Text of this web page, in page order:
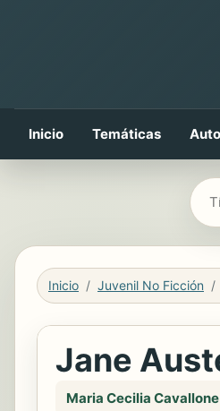
Inicio Temáticas
Inicio Juvenil No Ficción
Jane
Maria Cecilia Cavallone